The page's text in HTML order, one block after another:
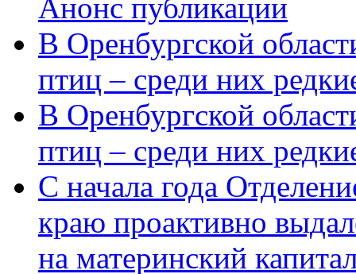
Анонс публикации
В Оренбургской
птиц – среди них
В Оренбургской
птиц – среди них
С начала года
краю проактивно
на материнский